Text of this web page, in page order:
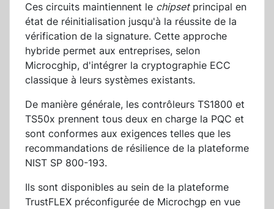
Ces circuits maintiennent le chipsetprincipal en
état de réinitialisation jusqu'à la réussite de la
vérification de la signature. Cette approche
hybride permet aux entreprises, selon
Microcghip, d'intégrer la cryptographie ECC
classique à leurs systèmes existants.
De manière générale, les contrôleurs TS1800 et
TS50x prennent tous deux en charge la PQC et
sont conformes aux exigences telles que les
recommandations de résilience de la plateforme
NIST SP 800-193.
Ils sont disponibles au sein de la plateforme
TrustFLEX préconfigurée de Microchgp en vue